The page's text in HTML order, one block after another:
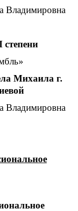
Владимировна
Михаила г.
Владимировна